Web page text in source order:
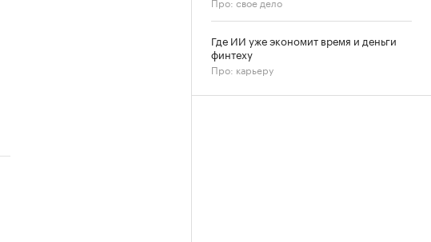
Где ИИ уже экономит время и деньги
финтеху
Про: карьеру